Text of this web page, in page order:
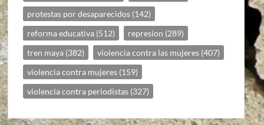
protestas por desaparecidos (142)
reforma educativa (512) represion (289)
tren maya (382) violencia contra las mujeres (407)
violencia contra mujeres (159)
violencia contra periodistas (327)